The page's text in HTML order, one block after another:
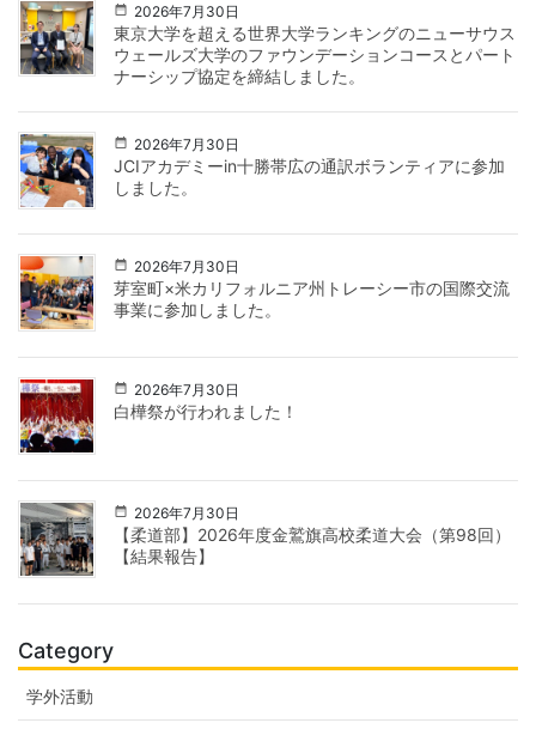
2026年7月30日
東京大学を超える世界大学ランキングのニューサウス
ウェールズ大学のファウンデーションコースとパート
ナーシップ協定を締結しました。
2026年7月30日
JCIアカデミーin十勝帯広の通訳ボランティアに参加
しました。
2026年7月30日
芽室町×米カリフォルニア州トレーシー市の国際交流
事業に参加しました。
2026年7月30日
白樺祭が行われました！
2026年7月30日
【柔道部】2026年度金鷲旗高校柔道大会（第98回）
【結果報告】
Category
学外活動